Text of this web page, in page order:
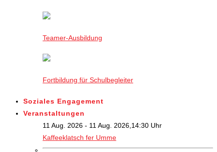
Teamer-Ausbildung
Fortbildung für Schulbegleiter
Soziales Engagement
Veranstaltungen
11 Aug. 2026 - 11 Aug. 2026,14:30 Uhr
Kaffeeklatsch fer Umme